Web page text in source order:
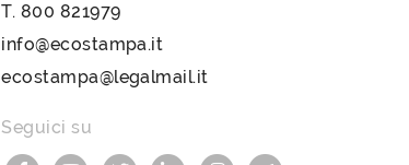
T. 800 821979
info@ecostampa.it
ecostampa@legalmail.it
Seguici su